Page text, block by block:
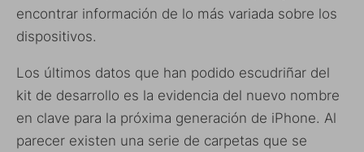
encontrar información de lo más variada sobre los
dispositivos.
Los últimos datos que han podido escudriñar del
kit de desarrollo es la evidencia del nuevo nombre
en clave para la próxima generación de iPhone. Al
parecer existen una serie de carpetas que se